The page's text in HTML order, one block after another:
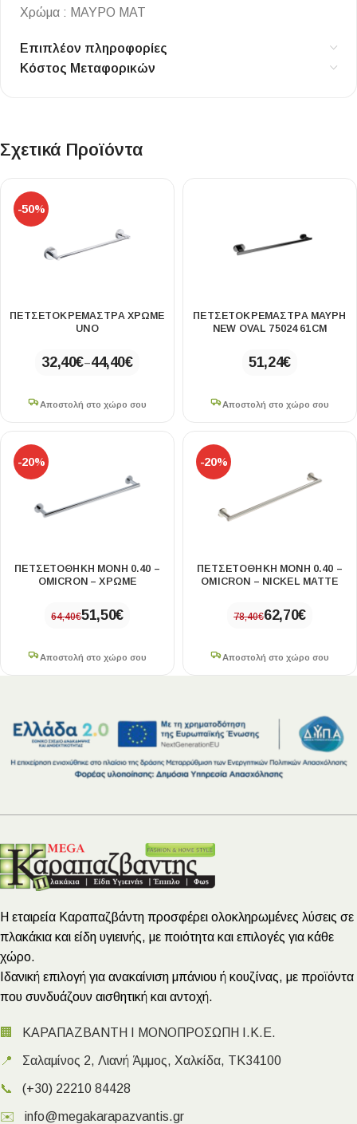
Χρώμα : ΜΑΥΡΟ ΜΑΤ
Επιπλέον πληροφορίες
Κόστος Μεταφορικών
Σχετικά Προϊόντα
-50%
ΠΕΤΣΕΤΟΚΡΕΜΆΣΤΡΑ ΧΡΩΜΈ
UNO
32,40€–44,40€
Αποστολή στο χώρο σου
ΠΕΤΣΕΤΟΚΡΕΜΆΣΤΡΑ ΜΑΎΡΗ
NEW OVAL 75024 61CM
51,24€
Αποστολή στο χώρο σου
-20%
ΠΕΤΣΕΤΟΘΗΚΗ ΜΟΝΗ 0.40 –
OMICRON – ΧΡΩΜΕ
64,40€51,50€
Αποστολή στο χώρο σου
-20%
ΠΕΤΣΕΤΟΘΗΚΗ ΜΟΝΗ 0.40 –
OMICRON – NICKEL MATTE
78,40€62,70€
Αποστολή στο χώρο σου
Η εταιρεία Καραπαζβάντη προσφέρει ολοκληρωμένες λύσεις σε
πλακάκια και είδη υγιεινής, με ποιότητα και επιλογές για κάθε
χώρο.
Ιδανική επιλογή για ανακαίνιση μπάνιου ή κουζίνας, με προϊόντα
που συνδυάζουν αισθητική και αντοχή.
🏢 ΚΑΡΑΠΑΖΒΑΝΤΗ Ι ΜΟΝΟΠΡΟΣΩΠΗ Ι.Κ.Ε.
📍 Σαλαμίνος 2, Λιανή Άμμος, Χαλκίδα, ΤΚ34100
📞 (+30) 22210 84428
✉️ info@megakarapazvantis.gr